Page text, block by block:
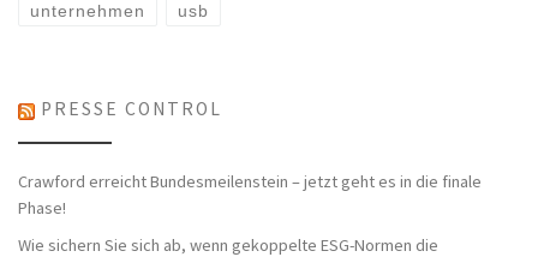
unternehmen usb
PRESSE CONTROL
Crawford erreicht Bundesmeilenstein – jetzt geht es in die finale
Phase!
Wie sichern Sie sich ab, wenn gekoppelte ESG-Normen die